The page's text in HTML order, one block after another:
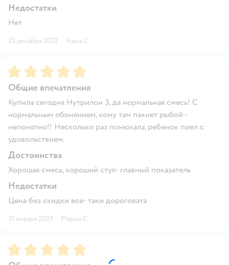
Недостатки
Нет
25 декабря 2022 · Ника С.
Рейтинг:5
Общие впечатления
Купила сегодня Нутрилон 3, да нормальная смесь! С
нормальным обонянием, кому там пахнет рыбой -
непонятно!! Несколько раз понюхала, ребенок поел с
удовольствием.
Достоинства
Хорошая смесь, хороший стул- главный показатель
Недостатки
Цена без скидки все- таки дороговата
31 января 2023 · Мария С.
Рейтинг:5